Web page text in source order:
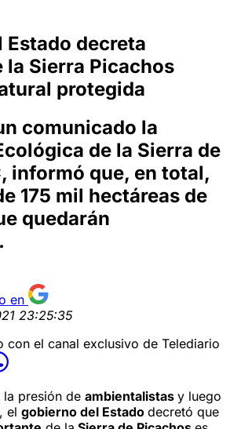
Estado decreta
la Sierra Picachos
protegida
comunicado la
de la Sierra de
informó que, en total,
175 mil hectáreas de
quedarán
en
23:25:35
con el canal exclusivo de Telediario
la presión de ambientalistas y luego
el gobierno del Estado decretó que